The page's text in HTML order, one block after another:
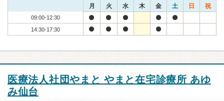
月 火 水 木 金 土 日 祝
09:00-12:30
14:30-17:30
医療法人社団やまと やまと在宅診療所 あゆ
み仙台